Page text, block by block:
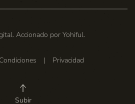
Accionado por Yohiful.
| Privacidad
Subir